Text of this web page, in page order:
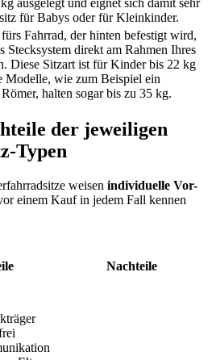
für Babys oder für Kleinkinder.
Fahrrad, der hinten befestigt wird,
Stecksystem direkt am Rahmen Ihres
Diese Sitzart ist für Kinder bis 22 kg
Modelle, wie zum Beispiel ein
halten sogar bis zu 35 kg.
der jeweiligen
Typen
weisen individuelle Vor-
einem Kauf in jedem Fall kennen
Nachteile